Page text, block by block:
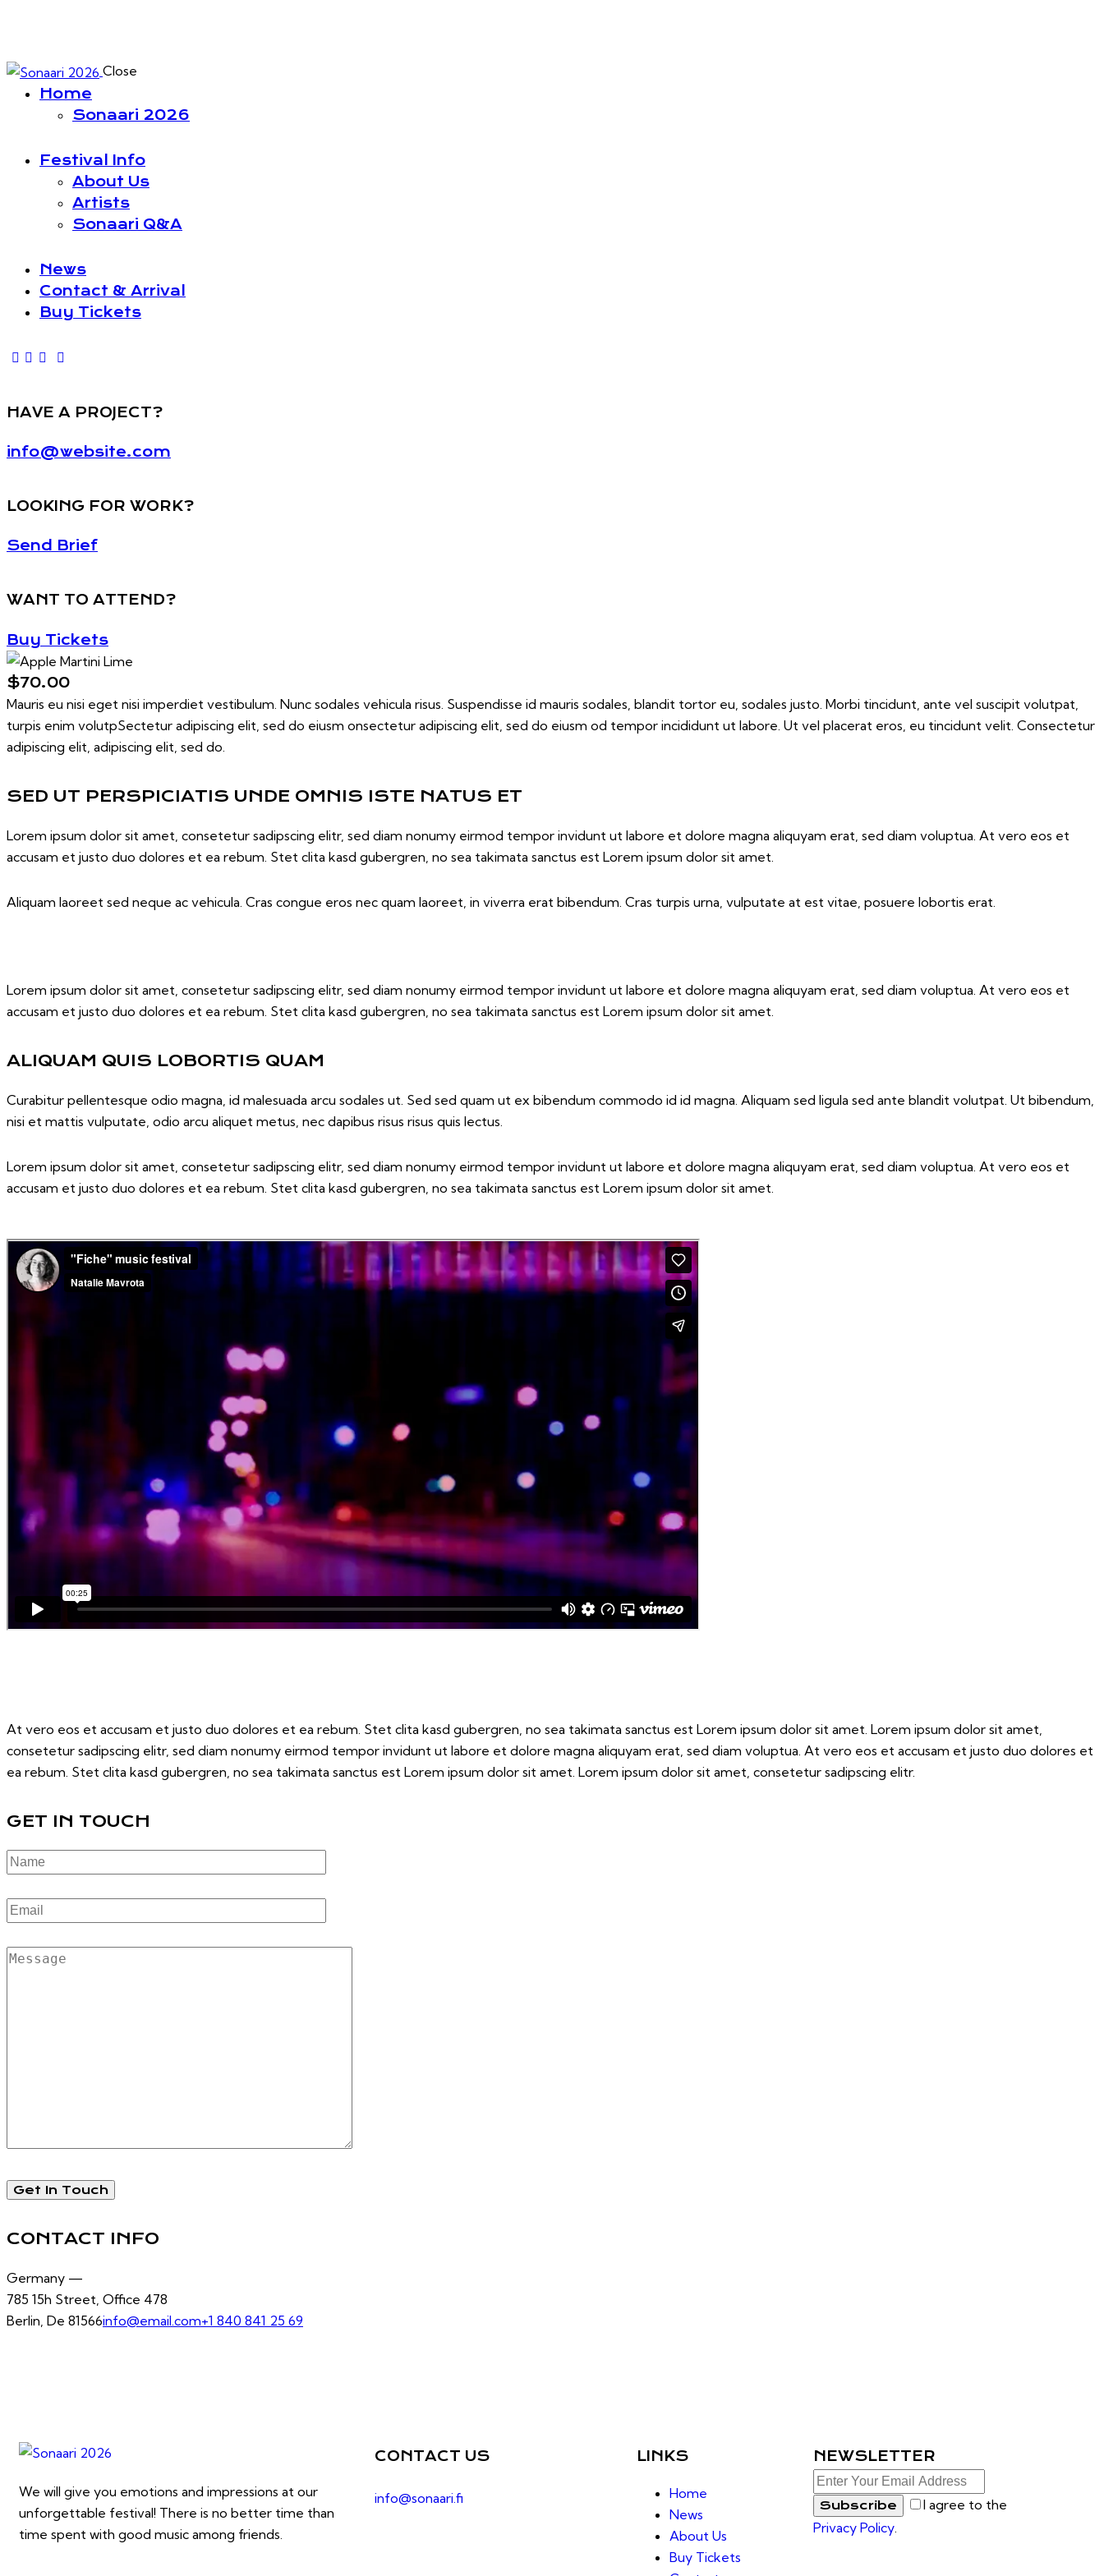
Close
Home
Sonaari 2026
Festival Info
About Us
Artists
Sonaari Q&A
News
Contact & Arrival
Buy Tickets
HAVE A PROJECT?
info@website.com
LOOKING FOR WORK?
Send Brief
WANT TO ATTEND?
Buy Tickets
$70.00
Mauris eu nisi eget nisi imperdiet vestibulum. Nunc sodales vehicula risus. Suspendisse id mauris sodales, blandit tortor eu, sodales justo. Morbi tincidunt, ante vel suscipit volutpat,
turpis enim volutpSectetur adipiscing elit, sed do eiusm onsectetur adipiscing elit, sed do eiusm od tempor incididunt ut labore. Ut vel placerat eros, eu tincidunt velit. Consectetur
adipiscing elit, adipiscing elit, sed do.
SED UT PERSPICIATIS UNDE OMNIS ISTE NATUS ET
Lorem ipsum dolor sit amet, consetetur sadipscing elitr, sed diam nonumy eirmod tempor invidunt ut labore et dolore magna aliquyam erat, sed diam voluptua. At vero eos et
accusam et justo duo dolores et ea rebum. Stet clita kasd gubergren, no sea takimata sanctus est Lorem ipsum dolor sit amet.
Aliquam laoreet sed neque ac vehicula. Cras congue eros nec quam laoreet, in viverra erat bibendum. Cras turpis urna, vulputate at est vitae, posuere lobortis erat.
Lorem ipsum dolor sit amet, consetetur sadipscing elitr, sed diam nonumy eirmod tempor invidunt ut labore et dolore magna aliquyam erat, sed diam voluptua. At vero eos et
accusam et justo duo dolores et ea rebum. Stet clita kasd gubergren, no sea takimata sanctus est Lorem ipsum dolor sit amet.
ALIQUAM QUIS LOBORTIS QUAM
Curabitur pellentesque odio magna, id malesuada arcu sodales ut. Sed sed quam ut ex bibendum commodo id id magna. Aliquam sed ligula sed ante blandit volutpat. Ut bibendum,
nisi et mattis vulputate, odio arcu aliquet metus, nec dapibus risus risus quis lectus.
Lorem ipsum dolor sit amet, consetetur sadipscing elitr, sed diam nonumy eirmod tempor invidunt ut labore et dolore magna aliquyam erat, sed diam voluptua. At vero eos et
accusam et justo duo dolores et ea rebum. Stet clita kasd gubergren, no sea takimata sanctus est Lorem ipsum dolor sit amet.
At vero eos et accusam et justo duo dolores et ea rebum. Stet clita kasd gubergren, no sea takimata sanctus est Lorem ipsum dolor sit amet. Lorem ipsum dolor sit amet,
consetetur sadipscing elitr, sed diam nonumy eirmod tempor invidunt ut labore et dolore magna aliquyam erat, sed diam voluptua. At vero eos et accusam et justo duo dolores et
ea rebum. Stet clita kasd gubergren, no sea takimata sanctus est Lorem ipsum dolor sit amet. Lorem ipsum dolor sit amet, consetetur sadipscing elitr.
GET IN TOUCH
CONTACT INFO
Germany —
785 15h Street, Office 478
Berlin, De 81566info@email.com+1 840 841 25 69
We will give you emotions and impressions at our
unforgettable festival! There is no better time than
time spent with good music among friends.
CONTACT US
info@sonaari.fi
LINKS
Home
News
About Us
Buy Tickets
NEWSLETTER
Subscribe
I agree to the
Privacy Policy